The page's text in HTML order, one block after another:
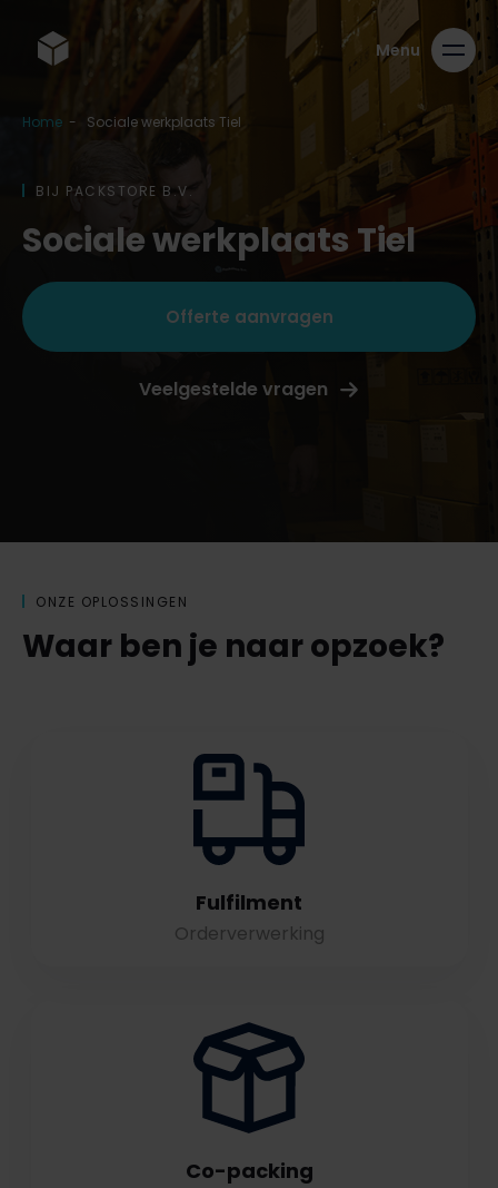
Home - Sociale werkplaats Tiel
BIJ PACKSTORE B.V.
Sociale werkplaats Tiel
Offerte aanvragen
Veelgestelde vragen
ONZE OPLOSSINGEN
Waar ben je naar opzoek?
Fulfilment
Orderverwerking
Co-packing